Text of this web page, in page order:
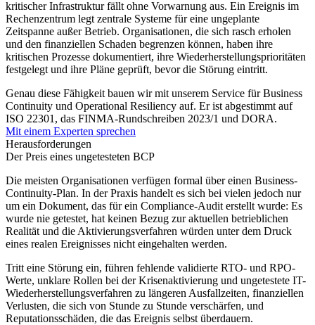
kritischer Infrastruktur fällt ohne Vorwarnung aus. Ein Ereignis im
Rechenzentrum legt zentrale Systeme für eine ungeplante
Zeitspanne außer Betrieb. Organisationen, die sich rasch erholen
und den finanziellen Schaden begrenzen können, haben ihre
kritischen Prozesse dokumentiert, ihre Wiederherstellungsprioritäten
festgelegt und ihre Pläne geprüft, bevor die Störung eintritt.
Genau diese Fähigkeit bauen wir mit unserem Service für Business
Continuity und Operational Resiliency auf. Er ist abgestimmt auf
ISO 22301, das FINMA-Rundschreiben 2023/1 und DORA.
Mit einem Experten sprechen
Herausforderungen
Der Preis eines ungetesteten BCP
Die meisten Organisationen verfügen formal über einen Business-
Continuity-Plan. In der Praxis handelt es sich bei vielen jedoch nur
um ein Dokument, das für ein Compliance-Audit erstellt wurde: Es
wurde nie getestet, hat keinen Bezug zur aktuellen betrieblichen
Realität und die Aktivierungsverfahren würden unter dem Druck
eines realen Ereignisses nicht eingehalten werden.
Tritt eine Störung ein, führen fehlende validierte RTO- und RPO-
Werte, unklare Rollen bei der Krisenaktivierung und ungetestete IT-
Wiederherstellungsverfahren zu längeren Ausfallzeiten, finanziellen
Verlusten, die sich von Stunde zu Stunde verschärfen, und
Reputationsschäden, die das Ereignis selbst überdauern.